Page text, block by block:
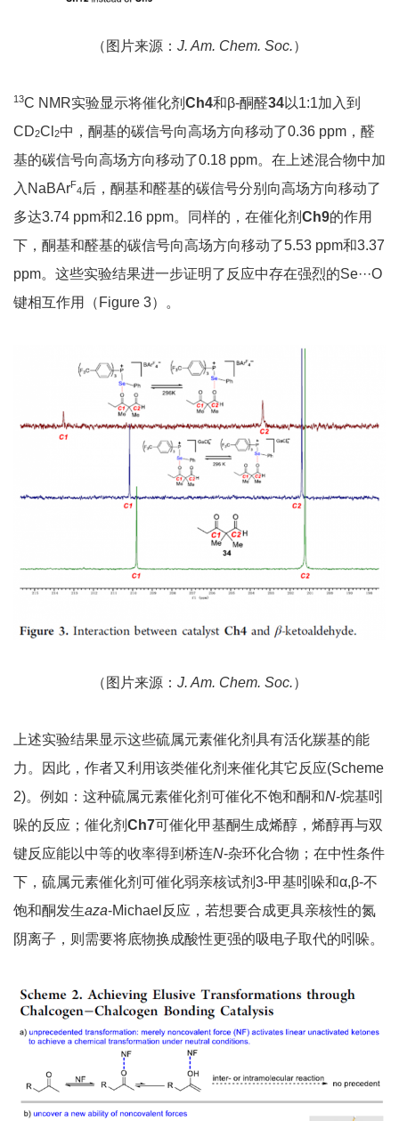
（图片来源： J. Am. Chem. Soc.）
13C NMR实验显示将催化剂 Ch4和β-酮醛34以1:1加入到
CD2Cl 2中，酮基的碳信号向高场方向移动了0.36 ppm，醛
基的碳信号向高场方向移动了0.18 ppm。在上述混合物中加
入NaBArF
4后，酮基和醛基的碳信号分别向高场方向移动了
多达3.74 ppm和2.16 ppm。同样的，在催化剂 Ch9的作用
下，酮基和醛基的碳信号向高场方向移动了5.53 ppm和3.37
ppm。这些实验结果进一步证明了反应中存在强烈的Se···O
键相互作用（Figure 3）。
（图片来源： J. Am. Chem. Soc.）
上述实验结果显示这些硫属元素催化剂具有活化羰基的能
力。因此，作者又利用该类催化剂来催化其它反应(Scheme
2)。例如：这种硫属元素催化剂可催化不饱和酮和N-烷基吲
哚的反应；催化剂 Ch7可催化甲基酮生成烯​​醇，烯​​醇再与双
键反应能以中等的收率得到桥连N-杂环化合物；在中性条件
下，硫属元素催化剂可催化弱亲核试剂3-甲基吲哚和α,β-不
饱和酮发生aza-Michael反应，若想要合成更具亲核性的氮
阴离子，则需要将底物换成酸性更强的吸电子取代的吲哚。